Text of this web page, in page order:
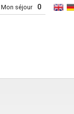
Mon séjour 0